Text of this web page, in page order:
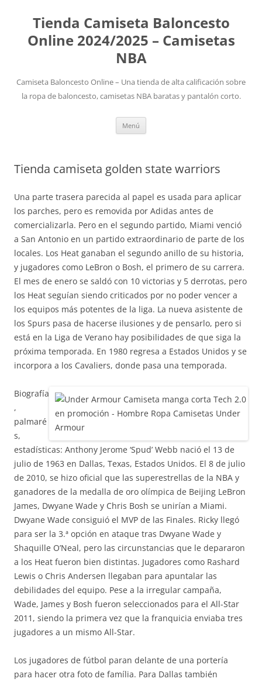
Tienda Camiseta Baloncesto
Online 2024/2025 – Camisetas
NBA
Camiseta Baloncesto Online – Una tienda de alta calificación sobre
la ropa de baloncesto, camisetas NBA baratas y pantalón corto.
Menú
Tienda camiseta golden state warriors
Una parte trasera parecida al papel es usada para aplicar
los parches, pero es removida por Adidas antes de
comercializarla. Pero en el segundo partido, Miami venció
a San Antonio en un partido extraordinario de parte de los
locales. Los Heat ganaban el segundo anillo de su historia,
y jugadores como LeBron o Bosh, el primero de su carrera.
El mes de enero se saldó con 10 victorias y 5 derrotas, pero
los Heat seguían siendo criticados por no poder vencer a
los equipos más potentes de la liga. La nueva asistente de
los Spurs pasa de hacerse ilusiones y de pensarlo, pero si
está en la Liga de Verano hay posibilidades de que siga la
próxima temporada. En 1980 regresa a Estados Unidos y se
incorpora a los Cavaliers, donde pasa una temporada.
Biografía
,
palmaré
s,
estadísticas: Anthony Jerome ‘Spud’ Webb nació el 13 de
julio de 1963 en Dallas, Texas, Estados Unidos. El 8 de julio
de 2010, se hizo oficial que las superestrellas de la NBA y
ganadores de la medalla de oro olímpica de Beijing LeBron
James, Dwyane Wade y Chris Bosh se unirían a Miami.
Dwyane Wade consiguió el MVP de las Finales. Ricky llegó
para ser la 3.ª opción en ataque tras Dwyane Wade y
Shaquille O’Neal, pero las circunstancias que le depararon
a los Heat fueron bien distintas. Jugadores como Rashard
Lewis o Chris Andersen llegaban para apuntalar las
debilidades del equipo. Pese a la irregular campaña,
Wade, James y Bosh fueron seleccionados para el All-Star
2011, siendo la primera vez que la franquicia enviaba tres
jugadores a un mismo All-Star.
Los jugadores de fútbol paran delante de una portería
para hacer otra foto de família. Para Dallas también